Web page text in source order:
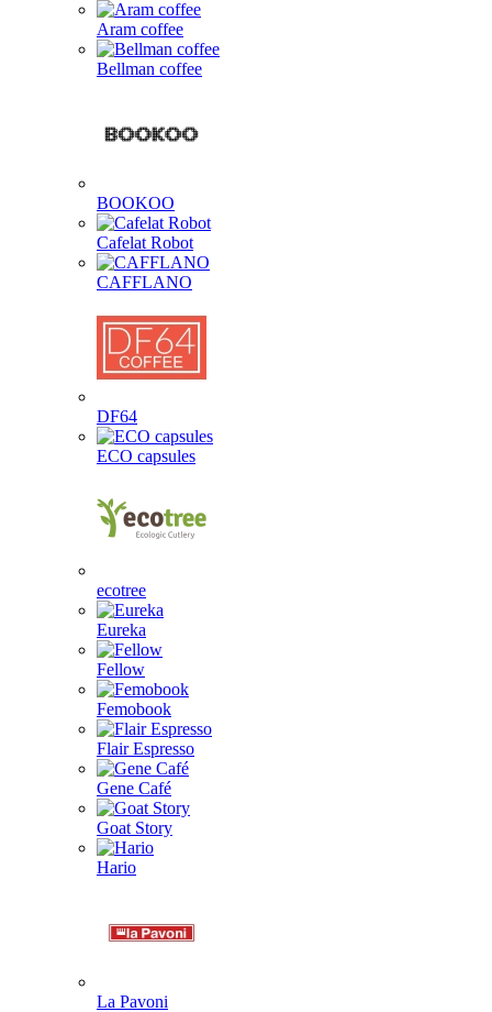
Aram coffee
Bellman coffee
BOOKOO
Cafelat Robot
CAFFLANO
DF64
ECO capsules
ecotree
Eureka
Fellow
Femobook
Flair Espresso
Gene Café
Goat Story
Hario
La Pavoni